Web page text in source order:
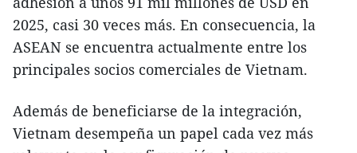
2025, casi 30 veces más. En consecuencia, la
ASEAN se encuentra actualmente entre los
principales socios comerciales de Vietnam.
Además de beneficiarse de la integración,
Vietnam desempeña un papel cada vez más